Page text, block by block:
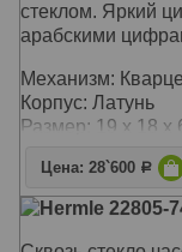
стеклом. Яркий
арабскими
Механизм:
Корпус: Латунь
Размер: 19 x 18 x
Цена: 28`600 Р
Hermle 22805-